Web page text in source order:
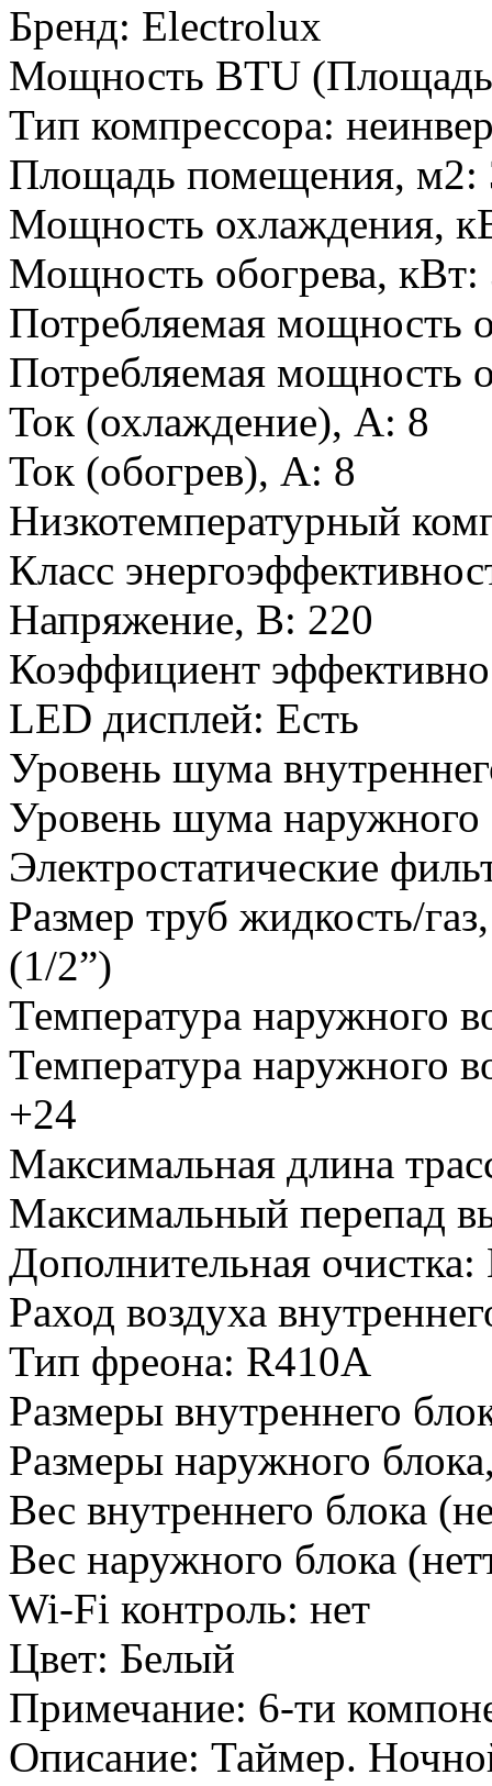
Бренд: Electrolux
Мощность BTU
Тип компрессора:
Площадь помещения, м2:
Мощность охлаждения,
Мощность обогрева, кВт:
Потребляемая мощность
Потребляемая мощность
Ток (охлаждение), А: 8
Ток (обогрев), А: 8
Низкотемпературный
Класс
Напряжение, В: 220
Коэффициент
LED дисплей: Есть
Уровень шума
Уровень шума наружного
Электростатические
Размер труб жидкость/
(1/2”)
Температура наружного
Температура наружного
+24
Максимальная длина
Максимальный перепад
Дополнительная очистка:
Раход воздуха
Тип фреона: R410A
Размеры внутреннего
Размеры наружного
Вес внутреннего блока
Вес наружного блока
Wi-Fi контроль: нет
Цвет: Белый
Примечание: 6-ти
Описание: Таймер.